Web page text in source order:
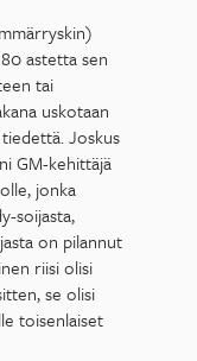
astetta sen
tai
uskotaan
Joskus
GM-kehittäjä
jonka
soijasta,
on pilannut
riisi olisi
se olisi
toisenlaiset